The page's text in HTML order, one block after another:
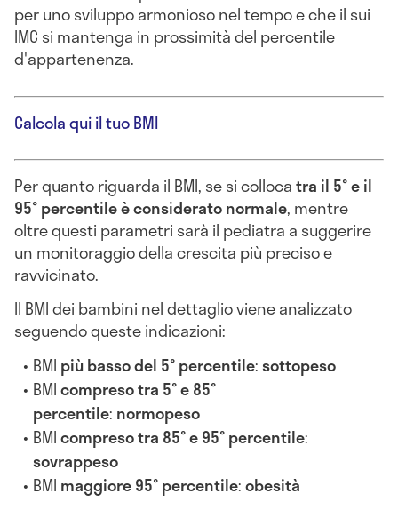
per uno sviluppo armonioso nel tempo e che il sui
IMC si mantenga in prossimità del percentile
d'appartenenza.
Calcola qui il tuo BMI
Per quanto riguarda il BMI, se si collocatra il 5° e il
95° percentile è considerato normale, mentre
oltre questi parametri sarà il pediatra a suggerire
un monitoraggio della crescita più preciso e
ravvicinato.
Il BMI dei bambini nel dettaglio viene analizzato
seguendo queste indicazioni:
BMI più basso del 5° percentile:sottopeso
BMIcompreso tra 5° e 85°
percentile: normopeso
BMIcompreso tra 85° e 95° percentile:
sovrappeso
BMI maggiore 95° percentile:obesità